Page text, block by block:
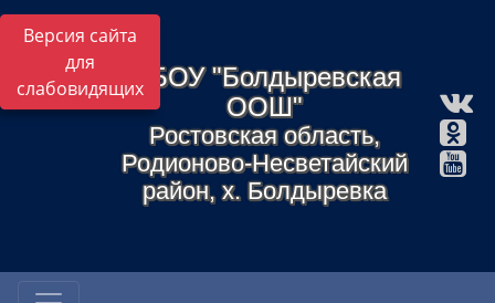
Версия сайта
для
слабовидящихМБОУ "Болдыревская
ООШ"
Ростовская область,
Родионово-Несветайский
район, х. Болдыревка